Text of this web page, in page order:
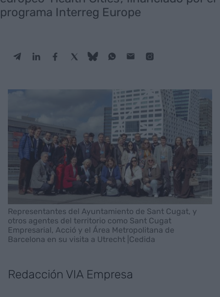
programa Interreg Europe
Representantes del Ayuntamiento de Sant Cugat, y
otros agentes del territorio como Sant Cugat
Empresarial, Acció y el Área Metropolitana de
Barcelona en su visita a Utrecht |Cedida
Redacción VIA Empresa